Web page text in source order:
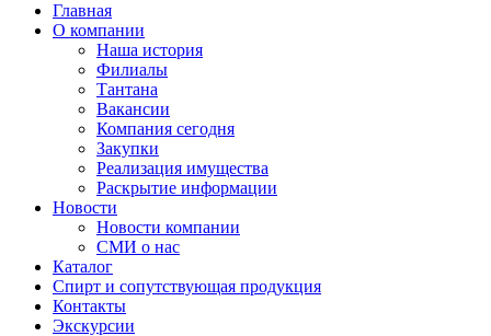
Главная
О компании
Наша история
Филиалы
Тантана
Вакансии
Компания сегодня
Закупки
Реализация имущества
Раскрытие информации
Новости
Новости компании
СМИ о нас
Каталог
Спирт и сопутствующая продукция
Контакты
Экскурсии